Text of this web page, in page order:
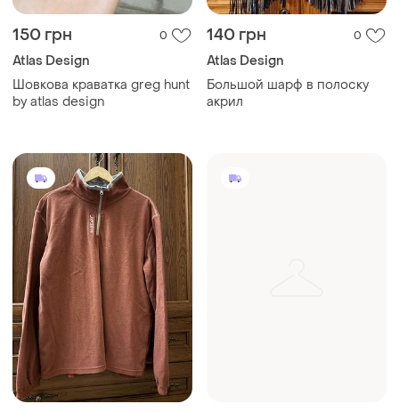
150 грн 0
Atlas Design
Шовкова краватка greg hunt
by atlas design
140 грн 0
Atlas Design
Большой шарф в полоску
акрил